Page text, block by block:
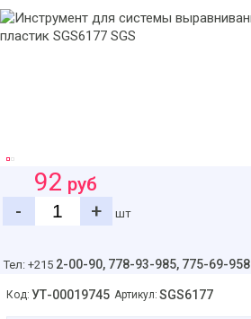
92 руб
-
+ шт
Тел: +215 2-00-90, 778-93-985, 775-69-958
Код: УТ-00019745 Артикул: SGS6177